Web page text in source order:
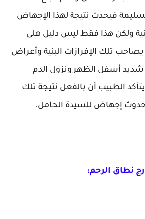
فيحدث نتيجة لهذا الإجهاض
ولكن هذا فقط ليس دليل هلى
تلك الإفرازات البنية وأعراض
شديد أسفل الظهر ونزول الدم
الطبيب أن بالفعل نتيجة تلك
حدوث إجهاض للسيدة الحامل.